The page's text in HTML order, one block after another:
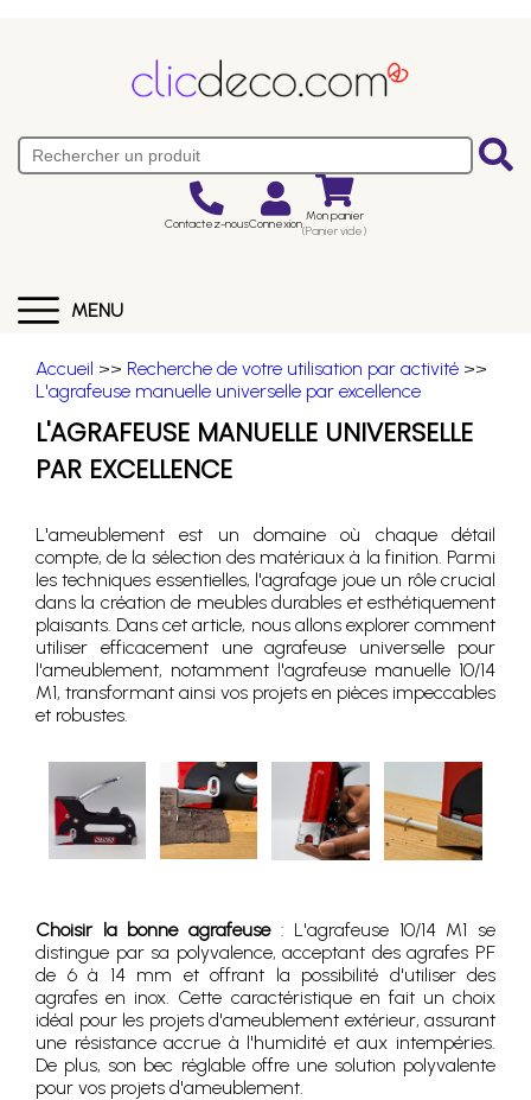
Contactez-nousConnexion Mon panier
(Panier vide)
MENU
Accueil >> Recherche de votre utilisation par activité >>
L'agrafeuse manuelle universelle par excellence
L'AGRAFEUSE MANUELLE UNIVERSELLE
PAR EXCELLENCE
L'ameublement est un domaine où chaque détail
compte, de la sélection des matériaux à la finition. Parmi
les techniques essentielles, l'agrafage joue un rôle crucial
dans la création de meubles durables et esthétiquement
plaisants. Dans cet article, nous allons explorer comment
utiliser efficacement une agrafeuse universelle pour
l'ameublement, notamment l'agrafeuse manuelle 10/14
M1, transformant ainsi vos projets en pièces impeccables
et robustes.
Choisir la bonne agrafeuse: L'agrafeuse 10/14 M1 se
distingue par sa polyvalence, acceptant des agrafes PF
de 6 à 14 mm et offrant la possibilité d'utiliser des
agrafes en inox. Cette caractéristique en fait un choix
idéal pour les projets d'ameublement extérieur, assurant
une résistance accrue à l'humidité et aux intempéries.
De plus, son bec réglable offre une solution polyvalente
pour vos projets d'ameublement.